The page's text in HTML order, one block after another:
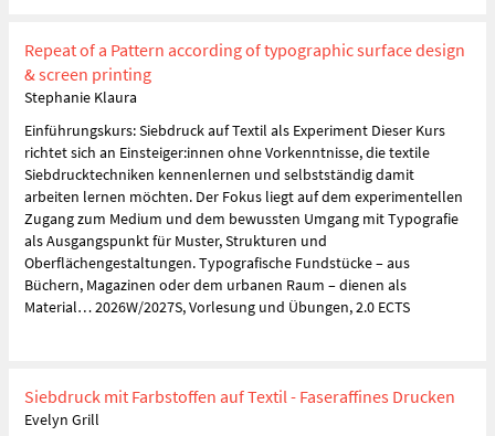
Repeat of a Pattern according of typographic surface design
& screen printing
Stephanie Klaura
Einführungskurs: Siebdruck auf Textil als Experiment Dieser Kurs
richtet sich an Einsteiger:innen ohne Vorkenntnisse, die textile
Siebdrucktechniken kennenlernen und selbstständig damit
arbeiten lernen möchten. Der Fokus liegt auf dem experimentellen
Zugang zum Medium und dem bewussten Umgang mit Typografie
als Ausgangspunkt für Muster, Strukturen und
Oberflächengestaltungen. Typografische Fundstücke – aus
Büchern, Magazinen oder dem urbanen Raum – dienen als
Material… 2026W/2027S, Vorlesung und Übungen, 2.0 ECTS
Siebdruck mit Farbstoffen auf Textil - Faseraffines Drucken
Evelyn Grill